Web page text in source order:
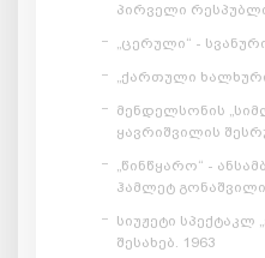
პირველი
„ცერული“ -
„ქართული
მენდელსონის
ყავრიშვილის
„წინწყარო“ -
ჰამლეტ
სიუჟეტი სპექტაკლ
შესახებ. 1963